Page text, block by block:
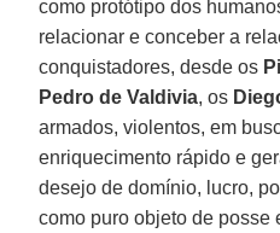
como protótipo dos
relacionar e conceber a
conquistadores, desde os
Pedro de Valdivia, os
armados, violentos, em
enriquecimento rápido e
desejo de domínio, lucro,
como puro objeto de posse